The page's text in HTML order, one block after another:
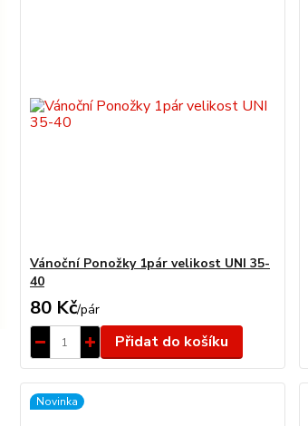
Vánoční Ponožky 1pár velikost UNI 35-
40
80 Kč/pár
Přidat do košíku
Novinka